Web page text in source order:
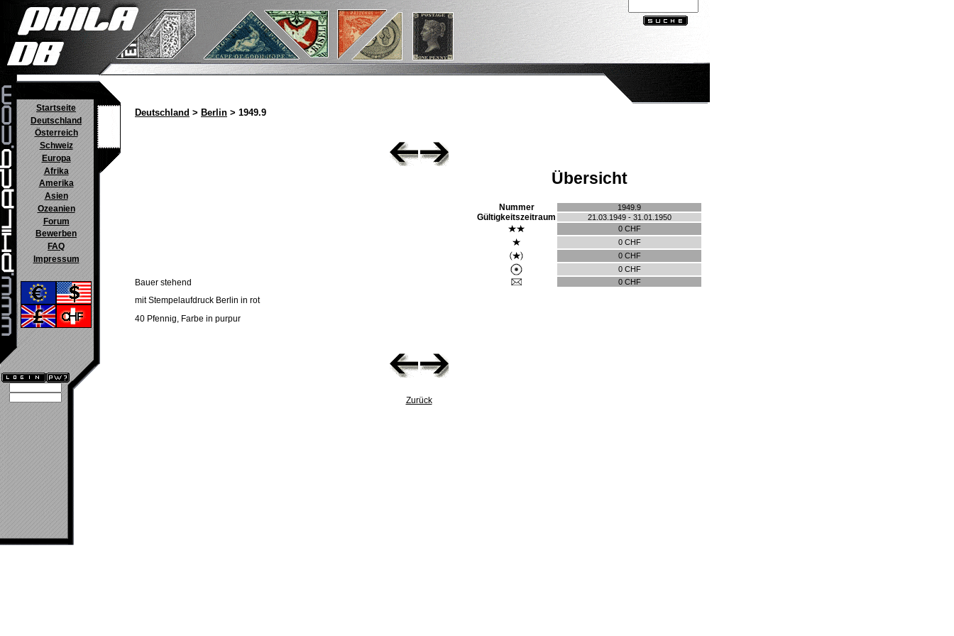
Startseite
Deutschland
Österreich
Schweiz
Europa
Afrika
Amerika
Asien
Ozeanien
Forum
Bewerben
FAQ
Impressum
Deutschland > Berlin > 1949.9
Übersicht
Nummer
1949.9
Gültigkeitszeitraum
21.03.1949 - 31.01.1950
0 CHF
0 CHF
0 CHF
0 CHF
0 CHF
Bauer stehend
mit Stempelaufdruck Berlin in rot
40 Pfennig, Farbe in purpur
Zurück